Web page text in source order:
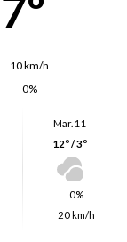
10 km/h
0%
Mar. 11
12º / 3º
0%
20 km/h